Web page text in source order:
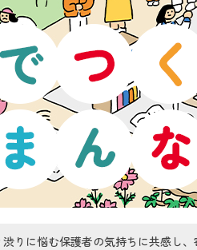
りに悩む保護者の気持ちに共感し